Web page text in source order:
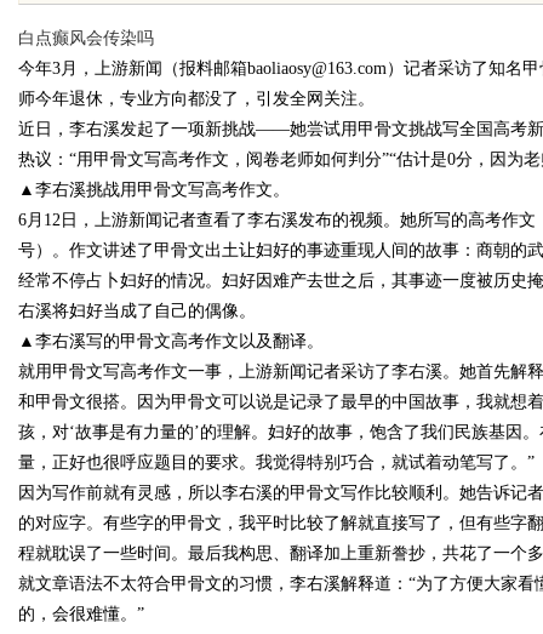
sc
uz
!
白点癫风会传染吗
今年3月，上游新闻（报料邮箱baoliaosy@163.com）记者采访了知
师今年退休，专业方向都没了，引发全网关注。
近日，李右溪发起了一项新挑战——她尝试用甲骨文挑战写全国高考
热议：“用甲骨文写高考作文，阅卷老师如何判分”“估计是0分，因为
▲李右溪挑战用甲骨文写高考作文。
6月12日，上游新闻记者查看了李右溪发布的视频。她所写的高考作
号）。作文讲述了甲骨文出土让妇好的事迹重现人间的故事：商朝的
经常不停占卜妇好的情况。妇好因难产去世之后，其事迹一度被历史
右溪将妇好当成了自己的偶像。
▲李右溪写的甲骨文高考作文以及翻译。
就用甲骨文写高考作文一事，上游新闻记者采访了李右溪。她首先解
和甲骨文很搭。因为甲骨文可以说是记录了最早的中国故事，我就想
孩，对‘故事是有力量的’的理解。妇好的故事，饱含了我们民族基因
量，正好也很呼应题目的要求。我觉得特别巧合，就试着动笔写了。”
因为写作前就有灵感，所以李右溪的甲骨文写作比较顺利。她告诉记
的对应字。有些字的甲骨文，我平时比较了解就直接写了，但有些字
程就耽误了一些时间。最后我构思、翻译加上重新誊抄，共花了一个
就文章语法不太符合甲骨文的习惯，李右溪解释道：“为了方便大家
的，会很难懂。”
眼镜 开店最怕“搜不到”为什么隔壁店铺
花钱，ai却天天给他免费派单？